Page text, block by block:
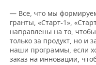
— Все, что мы
гранты, «Старт-1»,
направлены на то,
только за продукт, но и
наши программы, если
заказ на инновации,